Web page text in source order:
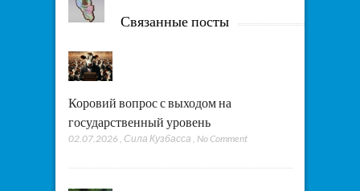
Связанные посты
Коровий вопрос с выходом на
государственный уровень
02.07.2026 , Сила Кузбасса , No Comment